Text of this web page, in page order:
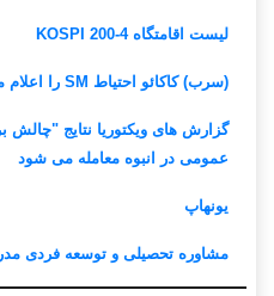
لیست اقامتگاه KOSPI 200-4
(سرب) کاکائو احتیاط SM را اعلام می کند
گزارش های ویکتوریا نتایج "چالش
عمومی در انبوه معامله می شود
یونهاپ
مشاوره تحصیلی و توسعه فردی